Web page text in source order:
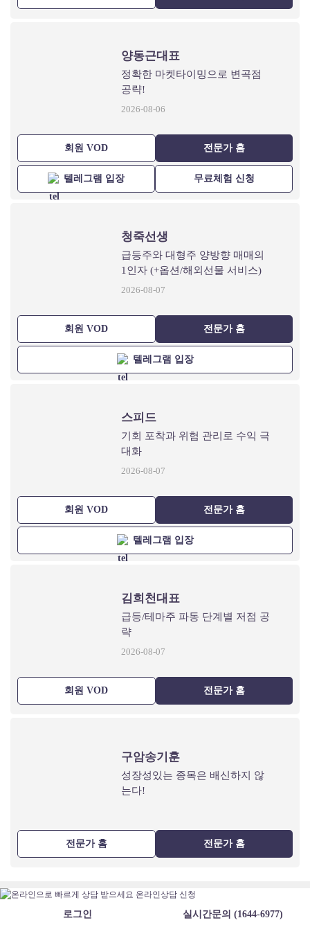
양동근대표
정확한 마켓타이밍으로 변곡점
공략!
2026-08-06
회원 VOD 전문가 홈
텔레그램 입장 무료체험 신청
청죽선생
급등주와 대형주 양방향 매매의
1인자 (+옵션/해외선물 서비스)
2026-08-07
회원 VOD 전문가 홈
텔레그램 입장
스피드
기회 포착과 위험 관리로 수익 극
대화
2026-08-07
회원 VOD 전문가 홈
텔레그램 입장
김희천대표
급등/테마주 파동 단계별 저점 공
략
2026-08-07
회원 VOD 전문가 홈
구암송기훈
성장성있는 종목은 배신하지 않
는다!
전문가 홈 전문가 홈
로그인 실시간문의 (1644-6977)